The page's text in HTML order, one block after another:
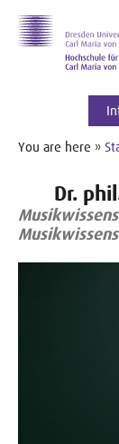
You are here »
Dr.